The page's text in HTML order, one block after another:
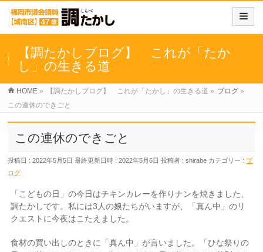
【調たかしブログ】 これが「たか
し」の生きる道
HOME » 【調たかしブログ】 これが「たかし」の生きる道 » ブログ »
この連休のできごと
この連休のできごと
投稿日 : 2022年5月5日 最終更新日時 : 2022年5月6日 投稿者 :shirabe カテゴリー : ブ
ログ
「こどもの日」の今日はチキンカレーを作りナンを焼きました、
調たかしです。私には3人の娘たちがいますが、「真ん中」のリ
クエストに今夜はこたえました。
食材の買い出しのときに「真ん中」が言いました。「ひな祭りの